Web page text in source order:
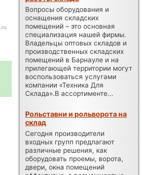
Вопросы оборудования и
оснащения складских
помещений – это основная
специализация нашей фирмы.
Владельцы оптовых складов и
производственных складских
помещений в Барнауле и на
прилегающей территории могут
воспользоваться услугами
компании «Техника Для
Склада».В ассортименте...
Рольставни и рольворота на
склад
Сегодня производители
входных групп предлагают
различные решения, как
оборудовать проемы, ворота,
двери, окна помещений